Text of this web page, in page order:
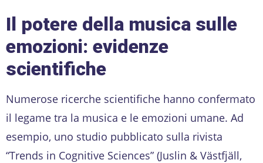
Il potere della musica sulle
emozioni: evidenze
scientifiche
Numerose ricerche scientifiche hanno confermato
il legame tra la musica e le emozioni umane. Ad
esempio, uno studio pubblicato sulla rivista
“Trends in Cognitive Sciences” (Juslin & Västfjäll,